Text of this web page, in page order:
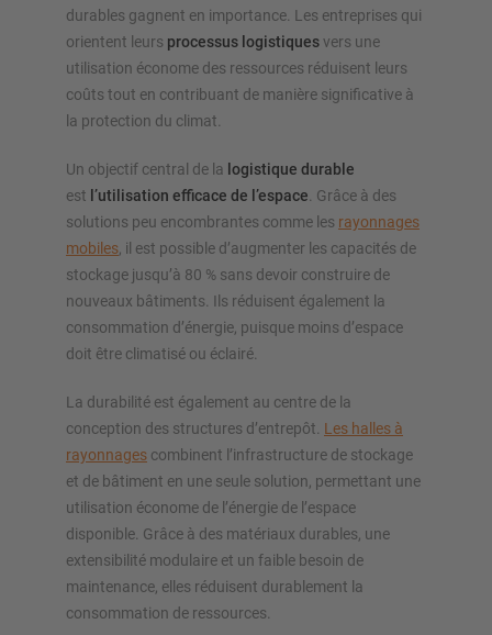
durables gagnent en importance. Les entreprises qui
orientent leurs processus logistiquesvers une
utilisation économe des ressources réduisent leurs
coûts tout en contribuant de manière significative à
la protection du climat.
Un objectif central de la logistique durable
est l’utilisation efficace de l’espace . Grâce à des
solutions peu encombrantes comme les rayonnages
mobiles , il est possible d’augmenter les capacités de
stockage jusqu’à 80 % sans devoir construire de
nouveaux bâtiments. Ils réduisent également la
consommation d’énergie, puisque moins d’espace
doit être climatisé ou éclairé.
La durabilité est également au centre de la
conception des structures d’entrepôt. Les halles à
rayonnages combinent l’infrastructure de stockage
et de bâtiment en une seule solution, permettant une
utilisation économe de l’énergie de l’espace
disponible. Grâce à des matériaux durables, une
extensibilité modulaire et un faible besoin de
maintenance, elles réduisent durablement la
consommation de ressources.